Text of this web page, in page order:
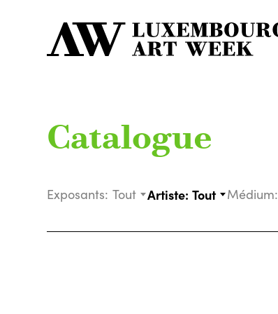
Catalogue
Exposants: Tout Artiste: Tout Médium: